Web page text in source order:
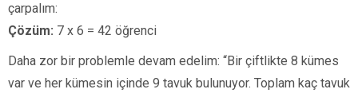
çarpalım:
Çözüm: 7 x 6 = 42 öğrenci
Daha zor bir problemle devam edelim: “Bir çiftlikte 8 kümes
var ve her kümesin içinde 9 tavuk bulunuyor. Toplam kaç tavuk